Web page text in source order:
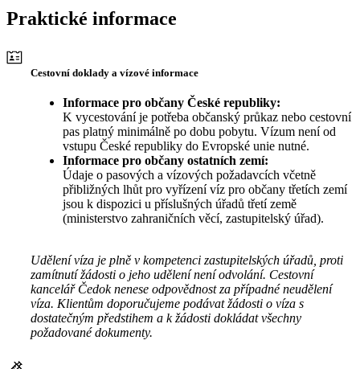
Praktické informace
Cestovní doklady a vízové informace
Informace pro občany České republiky:
K vycestování je potřeba občanský průkaz nebo cestovní
pas platný minimálně po dobu pobytu. Vízum není od
vstupu České republiky do Evropské unie nutné.
Informace pro občany ostatních zemí:
Údaje o pasových a vízových požadavcích včetně
přibližných lhůt pro vyřízení víz pro občany třetích zemí
jsou k dispozici u příslušných úřadů třetí země
(ministerstvo zahraničních věcí, zastupitelský úřad).
Udělení víza je plně v kompetenci zastupitelských úřadů, proti
zamítnutí žádosti o jeho udělení není odvolání. Cestovní
kancelář Čedok nenese odpovědnost za případné neudělení
víza. Klientům doporučujeme podávat žádosti o víza s
dostatečným předstihem a k žádosti dokládat všechny
požadované dokumenty.